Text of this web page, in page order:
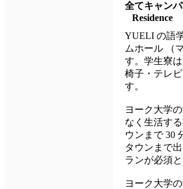
全てキャン
Residence
YUELI の語
ムホール （
す。学生寮
椅子・テレ
す。
ヨーク大学
なく生活す
ウンまで 30
タウンまで
ランが必須と
ヨーク大学